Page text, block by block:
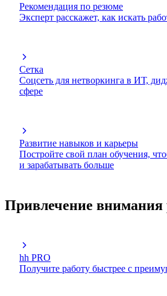
Рекомендация по резюме
Эксперт расскажет, как искать
Сетка
Соцсеть для нетворкинга в ИТ,
сфере
Развитие навыков и карьеры
Постройте свой план обучения,
и зарабатывать больше
Привлечение внимания
hh PRO
Получите работу быстрее с